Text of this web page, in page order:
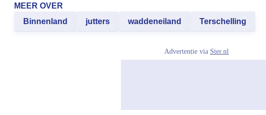
MEER OVER
Binnenland
jutters waddeneiland Terschelling
Advertentie via Ster.nl